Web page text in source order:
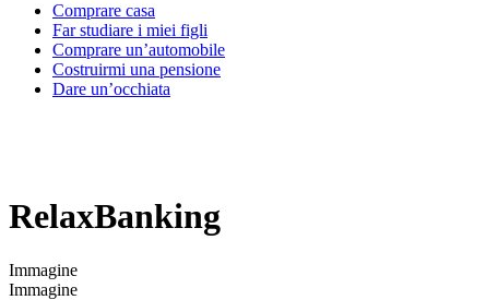
Comprare casa
Far studiare i miei figli
Comprare un’automobile
Costruirmi una pensione
Dare un’occhiata
RelaxBanking
Immagine
Immagine